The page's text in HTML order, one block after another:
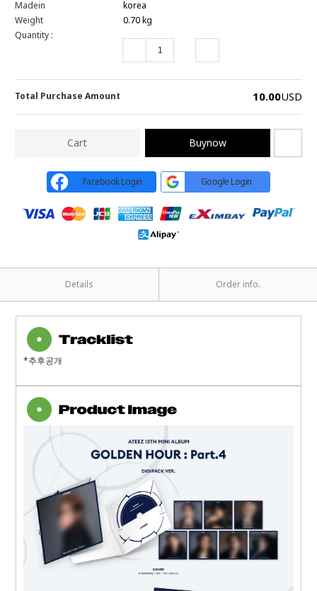
Madein
korea
Weight
0.70 kg
Quantity :
Total Purchase Amount 10.00USD
Cart Buynow
Facebook Login Google Login
Details Order info.
*추후공개